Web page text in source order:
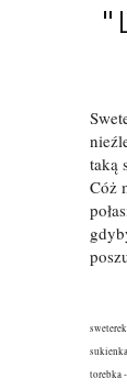
taką
Cóż
torebka